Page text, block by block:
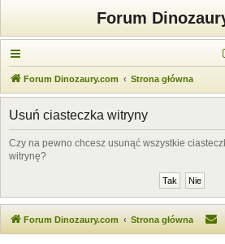
Forum
Forum Dinozaury.com Strona główna
Usuń ciasteczka witryny
Czy na pewno chcesz usunąć wszystkie
witrynę?
Forum Dinozaury.com Strona główna